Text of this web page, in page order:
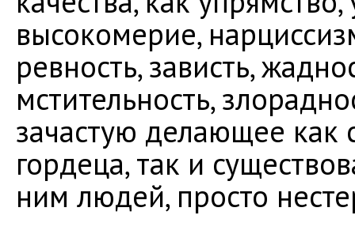
высокомерие,
ревность, зависть,
мстительность,
зачастую делающее как
гордеца, так и
ним людей, просто